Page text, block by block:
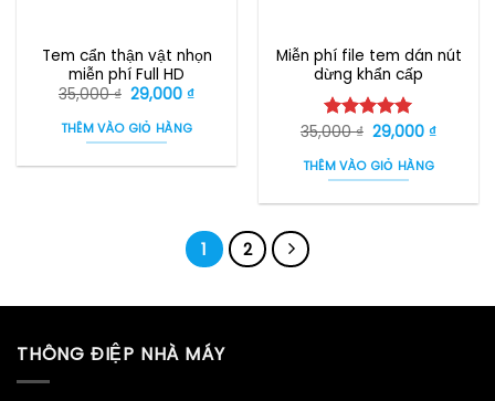
Tem cẩn thận vật nhọn
miễn phí Full HD
35,000₫ Giá
gốc
là:
35,000 ₫.
29,000₫Giá
THÊM VÀO GIỎ HÀNG
Miễn phí file tem dán nút
dừng khẩn cấp
Được xếp
5 sao
35,000₫ Giá
gốc
là:
35,000 ₫.
29,000₫Giá
THÊM VÀO GIỎ HÀNG
1 2
THÔNG ĐIỆP NHÀ MÁY